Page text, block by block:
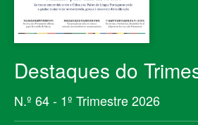
Destaques do
N.º 64 - 1º Trimestre 2026